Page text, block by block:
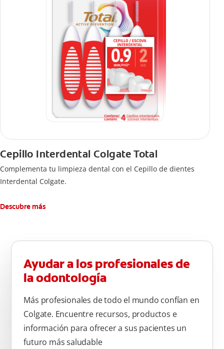
Cepillo Interdental Colgate Total
Complementa tu limpieza dental con el Cepillo de dientes
Interdental Colgate.
Descubre más
Ayudar a los profesionales de
la odontología
Más profesionales de todo el mundo confían en
Colgate. Encuentre recursos, productos e
información para ofrecer a sus pacientes un
futuro más saludable